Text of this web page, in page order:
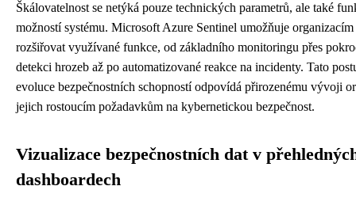
Škálovatelnost se netýká pouze technických parametrů, ale také
možností systému. Microsoft Azure Sentinel umožňuje organizacím
rozšiřovat využívané funkce, od základního monitoringu přes
detekci hrozeb až po automatizované reakce na incidenty. Tato
evoluce bezpečnostních schopností odpovídá přirozenému vývoji
jejich rostoucím požadavkům na kybernetickou bezpečnost.
Vizualizace bezpečnostních dat v
dashboardech